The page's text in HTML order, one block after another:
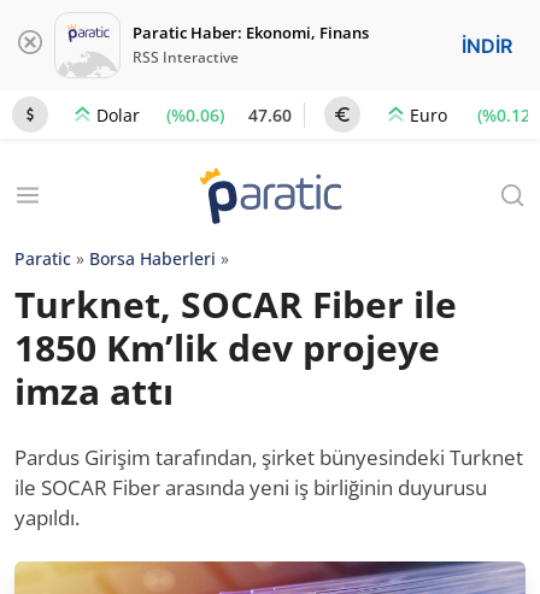
Paratic Haber: Ekonomi, Finans
RSS Interactive İNDİR
Dolar (%0.06) 47.60 Euro (%0.12)
Paratic » Borsa Haberleri »
Turknet, SOCAR Fiber ile
1850 Km’lik dev projeye
imza attı
Pardus Girişim tarafından, şirket bünyesindeki Turknet
ile SOCAR Fiber arasında yeni iş birliğinin duyurusu
yapıldı.